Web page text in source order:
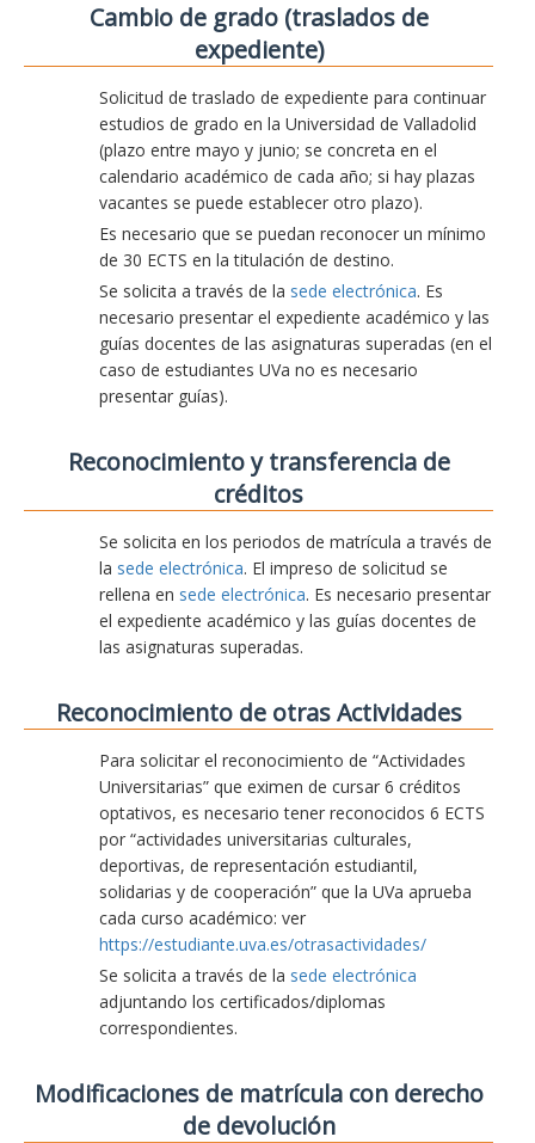
Cambio de grado (traslados de
expediente)
Solicitud de traslado de expediente para continuar
estudios de grado en la Universidad de Valladolid
(plazo entre mayo y junio; se concreta en el
calendario académico de cada año; si hay plazas
vacantes se puede establecer otro plazo).
Es necesario que se puedan reconocer un mínimo
de 30 ECTS en la titulación de destino.
Se solicita a través de la sede electrónica. Es
necesario presentar el expediente académico y las
guías docentes de las asignaturas superadas (en el
caso de estudiantes UVa no es necesario
presentar guías).
Reconocimiento y transferencia de
créditos
Se solicita en los periodos de matrícula a través de
la sede electrónica. El impreso de solicitud se
rellena en sede electrónica. Es necesario presentar
el expediente académico y las guías docentes de
las asignaturas superadas.
Reconocimiento de otras Actividades
Para solicitar el reconocimiento de “Actividades
Universitarias” que eximen de cursar 6 créditos
optativos, es necesario tener reconocidos 6 ECTS
por “actividades universitarias culturales,
deportivas, de representación estudiantil,
solidarias y de cooperación” que la UVa aprueba
cada curso académico: ver
https://estudiante.uva.es/otrasactividades/
Se solicita a través de la sede electrónica
adjuntando los certificados/diplomas
correspondientes.
Modificaciones de matrícula con derecho
de devolución